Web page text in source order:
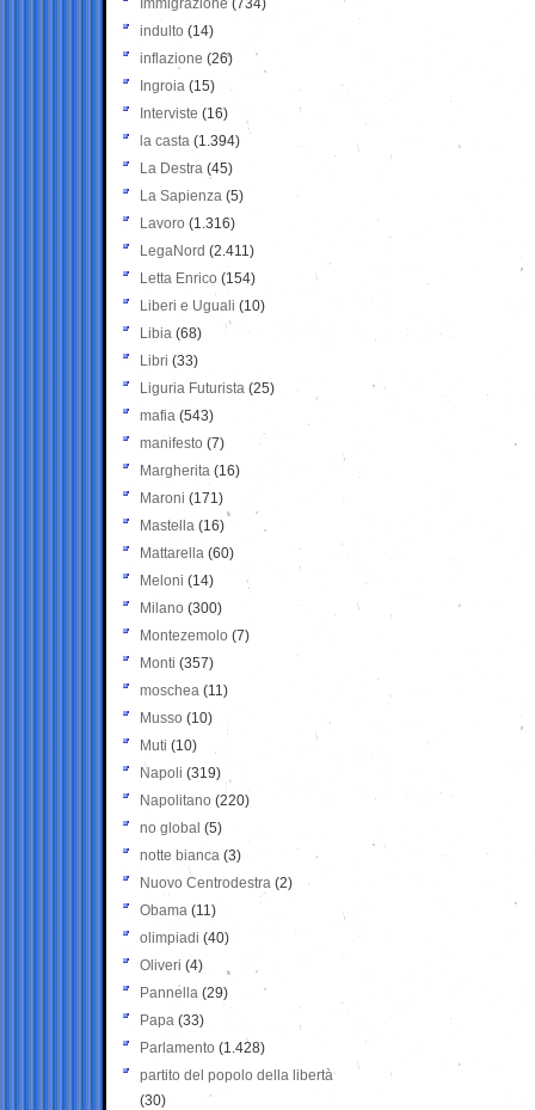
Immigrazione (734)
indulto (14)
inflazione (26)
Ingroia (15)
Interviste (16)
la casta (1.394)
La Destra (45)
La Sapienza (5)
Lavoro (1.316)
LegaNord (2.411)
Letta Enrico (154)
Liberi e Uguali (10)
Libia (68)
Libri (33)
Liguria Futurista (25)
mafia (543)
manifesto (7)
Margherita (16)
Maroni (171)
Mastella (16)
Mattarella (60)
Meloni (14)
Milano (300)
Montezemolo (7)
Monti (357)
moschea (11)
Musso (10)
Muti (10)
Napoli (319)
Napolitano (220)
no global (5)
notte bianca (3)
Nuovo Centrodestra (2)
Obama (11)
olimpiadi (40)
Oliveri (4)
Pannella (29)
Papa (33)
Parlamento (1.428)
partito del popolo della libertà
(30)